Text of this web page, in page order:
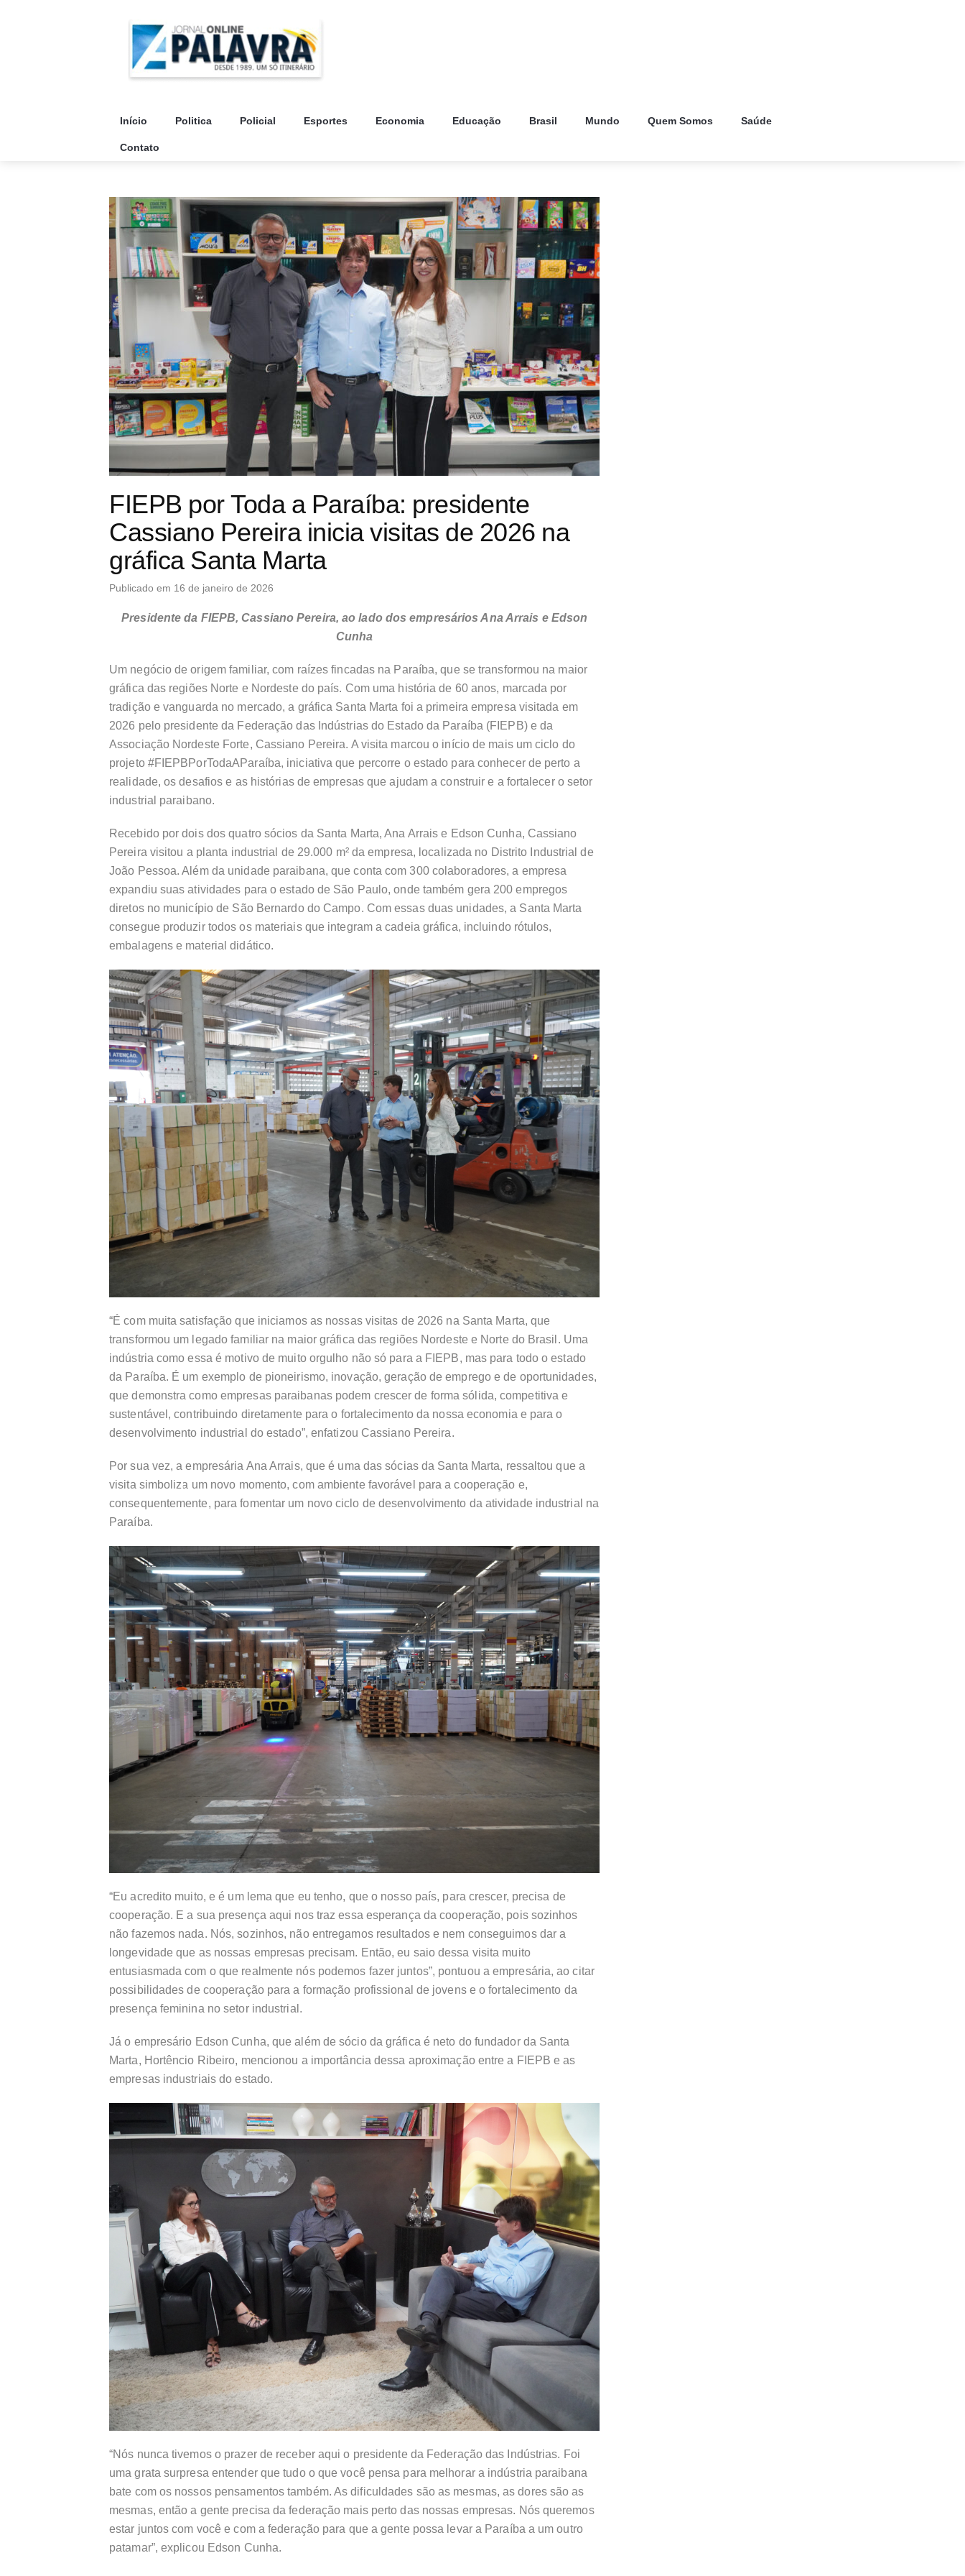
Início Politica Policial Esportes Economia Educação Brasil Mundo Quem Somos Saúde
Contato
FIEPB por Toda a Paraíba: presidente
Cassiano Pereira inicia visitas de 2026 na
gráfica Santa Marta
Publicado em 16 de janeiro de 2026
Presidente da FIEPB, Cassiano Pereira, ao lado dos empresários Ana Arrais e Edson
Cunha
Um negócio de origem familiar, com raízes fincadas na Paraíba, que se transformou na maior
gráfica das regiões Norte e Nordeste do país. Com uma história de 60 anos, marcada por
tradição e vanguarda no mercado, a gráfica Santa Marta foi a primeira empresa visitada em
2026 pelo presidente da Federação das Indústrias do Estado da Paraíba (FIEPB) e da
Associação Nordeste Forte, Cassiano Pereira. A visita marcou o início de mais um ciclo do
projeto #FIEPBPorTodaAParaíba, iniciativa que percorre o estado para conhecer de perto a
realidade, os desafios e as histórias de empresas que ajudam a construir e a fortalecer o setor
industrial paraibano.
Recebido por dois dos quatro sócios da Santa Marta, Ana Arrais e Edson Cunha, Cassiano
Pereira visitou a planta industrial de 29.000 m² da empresa, localizada no Distrito Industrial de
João Pessoa. Além da unidade paraibana, que conta com 300 colaboradores, a empresa
expandiu suas atividades para o estado de São Paulo, onde também gera 200 empregos
diretos no município de São Bernardo do Campo. Com essas duas unidades, a Santa Marta
consegue produzir todos os materiais que integram a cadeia gráfica, incluindo rótulos,
embalagens e material didático.
“É com muita satisfação que iniciamos as nossas visitas de 2026 na Santa Marta, que
transformou um legado familiar na maior gráfica das regiões Nordeste e Norte do Brasil. Uma
indústria como essa é motivo de muito orgulho não só para a FIEPB, mas para todo o estado
da Paraíba. É um exemplo de pioneirismo, inovação, geração de emprego e de oportunidades,
que demonstra como empresas paraibanas podem crescer de forma sólida, competitiva e
sustentável, contribuindo diretamente para o fortalecimento da nossa economia e para o
desenvolvimento industrial do estado”, enfatizou Cassiano Pereira.
Por sua vez, a empresária Ana Arrais, que é uma das sócias da Santa Marta, ressaltou que a
visita simboliza um novo momento, com ambiente favorável para a cooperação e,
consequentemente, para fomentar um novo ciclo de desenvolvimento da atividade industrial na
Paraíba.
“Eu acredito muito, e é um lema que eu tenho, que o nosso país, para crescer, precisa de
cooperação. E a sua presença aqui nos traz essa esperança da cooperação, pois sozinhos
não fazemos nada. Nós, sozinhos, não entregamos resultados e nem conseguimos dar a
longevidade que as nossas empresas precisam. Então, eu saio dessa visita muito
entusiasmada com o que realmente nós podemos fazer juntos”, pontuou a empresária, ao citar
possibilidades de cooperação para a formação profissional de jovens e o fortalecimento da
presença feminina no setor industrial.
Já o empresário Edson Cunha, que além de sócio da gráfica é neto do fundador da Santa
Marta, Hortêncio Ribeiro, mencionou a importância dessa aproximação entre a FIEPB e as
empresas industriais do estado.
“Nós nunca tivemos o prazer de receber aqui o presidente da Federação das Indústrias. Foi
uma grata surpresa entender que tudo o que você pensa para melhorar a indústria paraibana
bate com os nossos pensamentos também. As dificuldades são as mesmas, as dores são as
mesmas, então a gente precisa da federação mais perto das nossas empresas. Nós queremos
estar juntos com você e com a federação para que a gente possa levar a Paraíba a um outro
patamar”, explicou Edson Cunha.